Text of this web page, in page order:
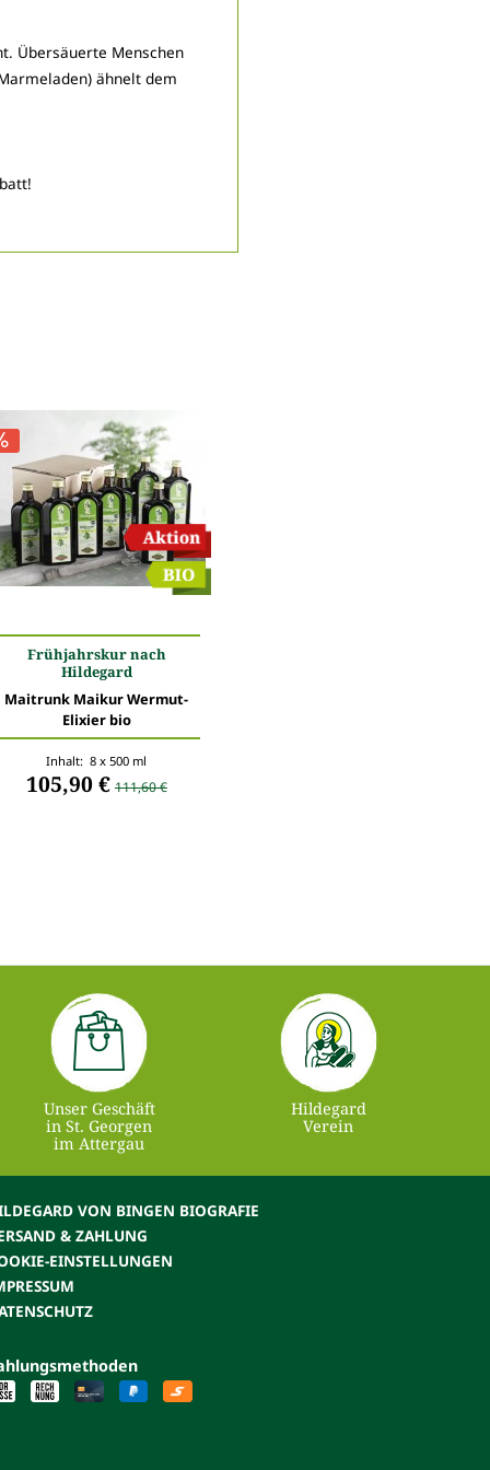
Übersäuerte Menschen
ähnelt dem
Frühjahrskur nach
Hildegard
Maitrunk Maikur Wermut-
Elixier bio
Inhalt: 8 x 500 ml
105,90 € 111,60 €
Unser Geschäft
in St. Georgen
im Attergau
Hildegard
Verein
VON BINGEN BIOGRAFIE
& ZAHLUNG
EINSTELLUNGEN